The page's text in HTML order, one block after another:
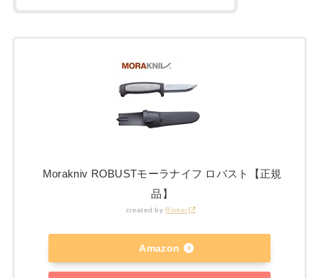
Morakniv ROBUSTモーラナイフ ロバスト【正規
品】
created by Rinker
Amazon